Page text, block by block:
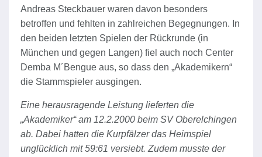
Andreas Steckbauer waren davon besonders
betroffen und fehlten in zahlreichen Begegnungen. In
den beiden letzten Spielen der Rückrunde (in
München und gegen Langen) fiel auch noch Center
Demba M´Bengue aus, so dass den „Akademikern“
die Stammspieler ausgingen.
Eine herausragende Leistung lieferten die
„Akademiker“ am 12.2.2000 beim SV Oberelchingen
ab. Dabei hatten die Kurpfälzer das Heimspiel
unglücklich mit 59:61 versiebt. Zudem musste der